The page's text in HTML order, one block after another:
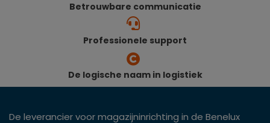
Betrouwbare communicatie
Professionele support
De logische naam in logistiek
De leverancier voor magazijninrichting in de Benelux